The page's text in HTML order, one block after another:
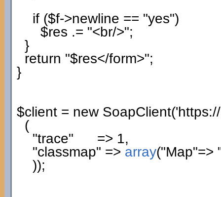
if ($f->newline == "yes")
$res .= "<br/>";
}
return "$res</form>";
}
$client= newSoapClient(
(
"trace" => 1,
"classmap" => array("Map"=>
));